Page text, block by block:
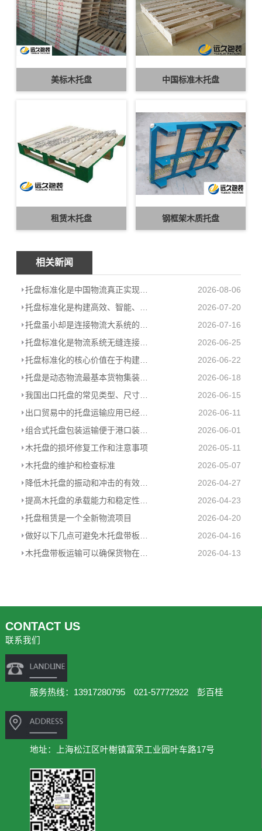
美标木托盘 中国标准木托盘
租赁木托盘 钢框架木质托盘
相关新闻
2026-08-06
2026-07-20
2026-07-16
2026-06-25
2026-06-22
2026-06-18
2026-06-15
2026-06-11
2026-06-01
木托盘的损坏修复工作和注意事项
2026-05-11
木托盘的维护和检查标准
2026-05-07
2026-04-27
2026-04-23
托盘租赁是一个全新物流项目
2026-04-20
2026-04-16
2026-04-13
CONTACT US
联系我们
服务热线：13917280795 021-57772922 彭百桂
地址：上海松江区叶榭镇富荣工业园叶车路17号